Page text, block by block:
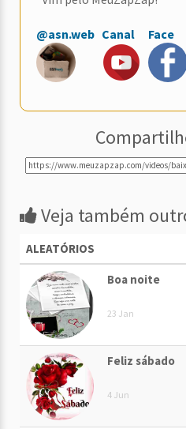
@asn.web Canal Face
Veja também
ALEATÓRIOS
Boa noite
23 Jan
Feliz sábado
4 Jun